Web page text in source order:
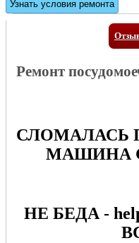
Ремонт
СЛОМАЛАСЬ
МАШИНА
НЕ БЕДА -